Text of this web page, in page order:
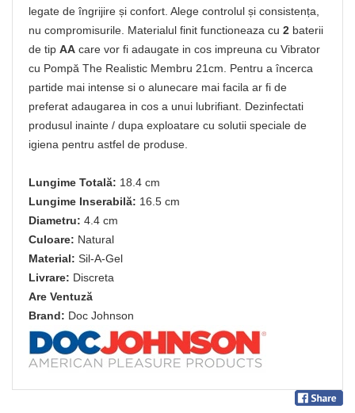
legate de îngrijire și confort. Alege controlul și consistența,
nu compromisurile. Materialul finit functioneaza cu 2 baterii
de tip AA care vor fi adaugate in cos impreuna cu Vibrator
cu Pompă The Realistic Membru 21cm. Pentru a încerca
partide mai intense si o alunecare mai facila ar fi de
preferat adaugarea in cos a unui lubrifiant. Dezinfectati
produsul inainte / dupa exploatare cu solutii speciale de
igiena pentru astfel de produse.
Lungime Totală: 18.4 cm
Lungime Inserabilă: 16.5 cm
Diametru: 4.4 cm
Culoare: Natural
Material: Sil-A-Gel
Livrare: Discreta
Are Ventuză
Brand: Doc Johnson